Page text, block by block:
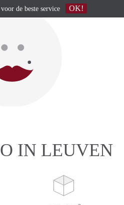
IN LEUVEN
voor de beste service OK!